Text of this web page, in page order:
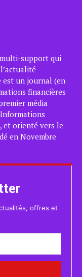
support qui
est un journal (en
financières
média
et orienté vers le
en Novembre
offres et